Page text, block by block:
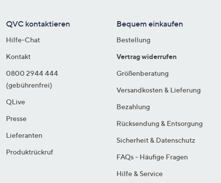
QVC kontaktieren
Hilfe-Chat
Kontakt
0800 2944 444
(gebührenfrei)
QLive
Presse
Lieferanten
Produktrückruf
Bequem einkaufen
Bestellung
Vertrag widerrufen
Größenberatung
Versandkosten & Lieferung
Bezahlung
Rücksendung & Entsorgung
Sicherheit & Datenschutz
FAQs - Häufige Fragen
Hilfe & Service